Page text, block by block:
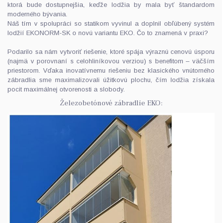
ktorá bude dostupnejšia, keďže lodžia by mala byť štandardom
moderného bývania.
Náš tím v spolupráci so statikom vyvinul a doplnil obľúbený systém
lodžií EKONORM-SK o novú variantu EKO. Čo to znamená v praxi?
Podarilo sa nám vytvoriť riešenie, ktoré spája výraznú cenovú úsporu
(najmä v porovnaní s celohliníkovou verziou) s benefitom – väčším
priestorom. Vďaka inovatívnemu riešeniu bez klasického vnútorného
zábradlia sme maximalizovali úžitkovú plochu, čím lodžia získala
pocit maximálnej otvorenosti a slobody.
Železobetónové zábradlie EKO: